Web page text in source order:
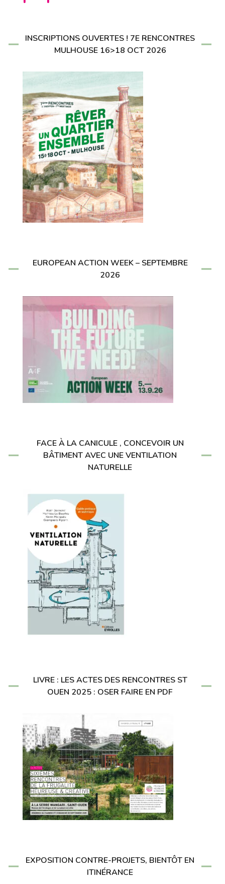
INSCRIPTIONS OUVERTES ! 7E RENCONTRES
MULHOUSE 16>18 OCT 2026
EUROPEAN ACTION WEEK – SEPTEMBRE
2026
FACE À LA CANICULE , CONCEVOIR UN
BÂTIMENT AVEC UNE VENTILATION
NATURELLE
LIVRE : LES ACTES DES RENCONTRES ST
OUEN 2025 : OSER FAIRE EN PDF
EXPOSITION CONTRE-PROJETS, BIENTÔT EN
ITINÉRANCE